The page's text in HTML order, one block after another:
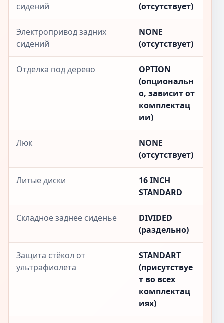
сидений
(отсутствует)
Электропривод задних
сидений
NONE
(отсутствует)
Отделка под дерево
OPTION
(опциональн
о, зависит от
комплектац
ии)
Люк
NONE
(отсутствует)
Литые диски
16 INCH
STANDARD
Складное заднее сиденье
DIVIDED
(раздельно)
Защита стёкол от
ультрафиолета
STANDART
(присутствуе
т во всех
комплектац
иях)